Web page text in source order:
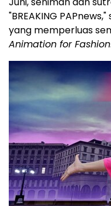
"BREAKING
yang memperluas
Animation for Fashion.